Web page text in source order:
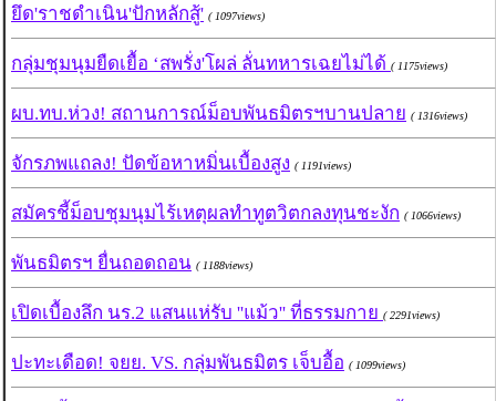
ยึด'ราชดำเนิน'ปักหลักสู้' ( 1097views)
กลุ่มชุมนุมยืดเยื้อ ‘สพรั่ง'โผล่ ลั่นทหารเฉยไม่ได้ ( 1175views)
ผบ.ทบ.ห่วง! สถานการณ์ม็อบพันธมิตรฯบานปลาย ( 1316views)
จักรภพแถลง! ปัดข้อหาหมิ่นเบื้องสูง ( 1191views)
สมัครชี้ม็อบชุมนุมไร้เหตุผลทำทูตวิตกลงทุนชะงัก ( 1066views)
พันธมิตรฯ ยื่นถอดถอน ( 1188views)
เปิดเบื้องลึก นร.2 แสนแห่รับ ''แม้ว'' ที่ธรรมกาย ( 2291views)
ปะทะเดือด! จยย. VS. กลุ่มพันธมิตร เจ็บอื้อ ( 1099views)